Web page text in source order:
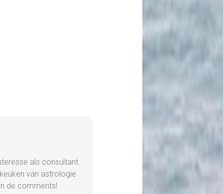
als consultant.
van astrologie
de comments!